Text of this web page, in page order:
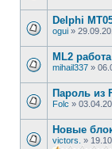
Delphi
ogui »
ML2
mihail337 »
Пароль из
Folc »
Новые
victors. »